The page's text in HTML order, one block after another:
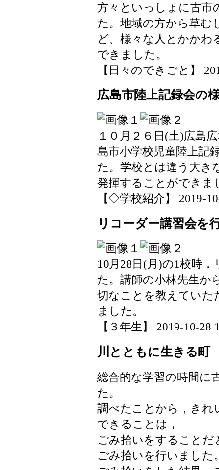
方々といっしょに古市
た。地域の方から草む
ど、様々な人とかか
できました。
【日々のできごと】
広島市陸上記録会の
１０月２６日(土)広島
島市小学校児童陸上記
た。学校とは違う大き
発揮することができま
【◇学校紹介】 2019-
リコーダー講習会を
10月28日(月)の1校時
た。講師の小林先生か
切なことを教えていた
ました。
【３年生】 2019-10-28
川とともに生きる
総合的な学習の時間に
た。
調べたことから，きれ
できることは，
ごみ拾いをすることだ
ごみ拾いを行いました